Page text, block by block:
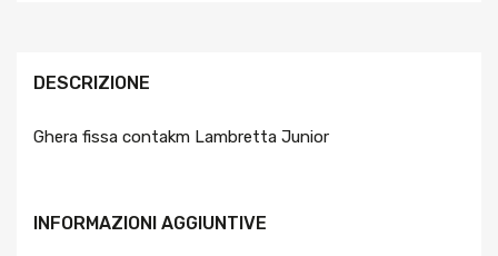
DESCRIZIONE
Ghera fissa contakm Lambretta Junior
INFORMAZIONI AGGIUNTIVE